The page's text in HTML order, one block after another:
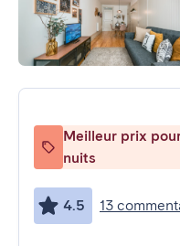
Meilleur prix
nuits
4.5 13